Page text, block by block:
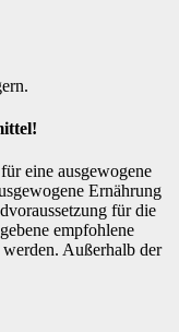
eine ausgewogene
Ernährung
für die
empfohlene
Außerhalb der